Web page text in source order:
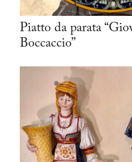
Piatto da parata
Boccaccio”